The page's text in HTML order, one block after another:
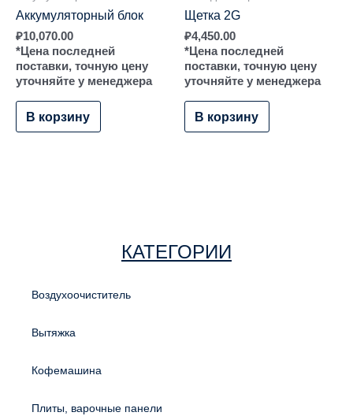
Аккумуляторный блок
₽10,070.00
*Цена последней
поставки, точную цену
уточняйте у менеджера
В корзину
Щетка 2G
₽4,450.00
*Цена последней
поставки, точную цену
уточняйте у менеджера
В корзину
КАТЕГОРИИ
Воздухоочиститель
Вытяжка
Кофемашина
Плиты, варочные панели